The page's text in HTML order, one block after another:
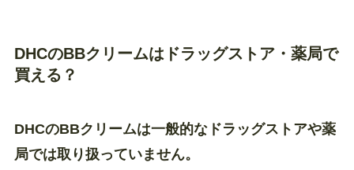
DHCのBBクリームはドラッグストア・薬局で
買える？
DHCのBBクリームは一般的なドラッグストアや薬
局では取り扱っていません。